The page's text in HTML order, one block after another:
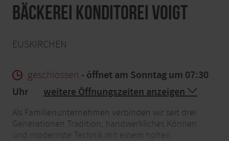
Bäckerei Konditorei Voigt
EUSKIRCHEN
geschlossen - öffnet am Sonntag um 07:30
Uhr
weitere Öffnungszeiten anzeigen
Als Familienunternehmen verbinden wir seit drei
Generationen Tradition, handwerkliches Können
und modernste Technik mit einem hohen